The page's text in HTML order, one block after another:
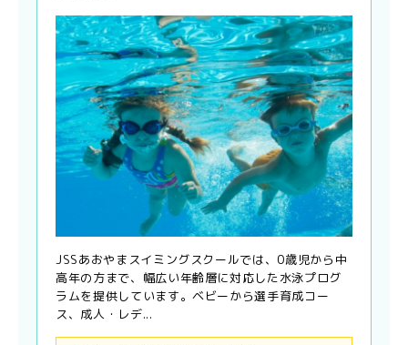
JSSあおやまスイミングスクールでは、0歳児から中
高年の方まで、幅広い年齢層に対応した水泳プログ
ラムを提供しています。ベビーから選手育成コー
ス、成人・レデ...